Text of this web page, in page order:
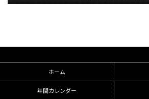
ホーム
年間カレンダー